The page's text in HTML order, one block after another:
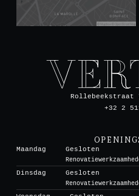
Rollebeekstraat
+32 2
Maandag
Gesloten
Dinsdag
Gesloten